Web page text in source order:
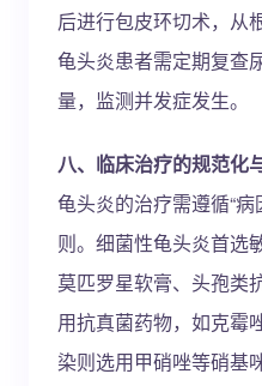
后进行包皮环切术，从
龟头炎患者需定期复查
量，监测并发症发生。
八、临床治疗的规范化
龟头炎的治疗需遵循“
则。细菌性龟头炎首选
莫匹罗星软膏、头孢类
用抗真菌药物，如克霉
染则选用甲硝唑等硝基